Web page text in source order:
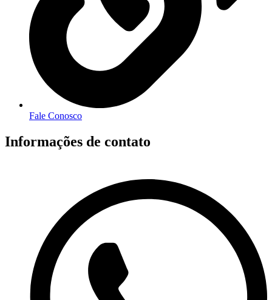
Fale Conosco
Informações de contato